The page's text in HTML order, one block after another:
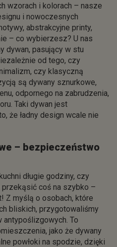
wzorach i kolorach – nasze
i nowoczesnych
abstrakcyjne printy,
– co wybierzesz? U nas
dywan, pasujący w stu
od tego, czy
czy klasyczną
są dywany sznurkowe,
odpornego na zabrudzenia,
Taki dywan jest
że ładny design wcale nie
– bezpieczeństwo
długie godziny, czy
coś na szybko –
myślą o osobach, które
bliskich, przygotowaliśmy
antypoślizgowych. To
jako że dywany
powłoki na spodzie, dzięki